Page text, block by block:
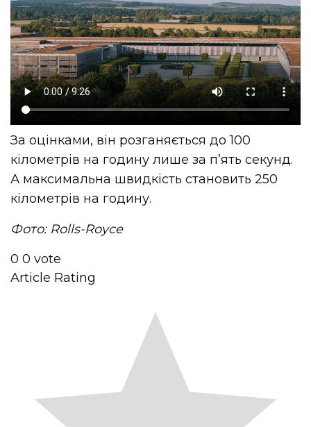
За оцінками, він розганяється до 100
кілометрів на годину лише за п’ять секунд.
А максимальна швидкість становить 250
кілометрів на годину.
Фото: Rolls-Royce
0 0 vote
Article Rating